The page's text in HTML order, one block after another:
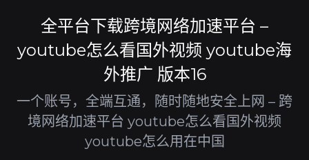
全平台下载跨境网络加速平台 –
youtube怎么看国外视频 youtube海
外推广 版本16
一个账号，全端互通，随时随地安全上网 – 跨
境网络加速平台 youtube怎么看国外视频
youtube怎么用在中国